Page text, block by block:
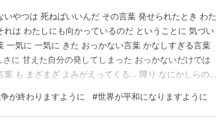
やつは 死ねばいいんだ その言葉 発せられたとき わた
れは わたしにも向かっているのだ ということに 気づい
一気に 一気に きた おっかない言葉 かなしすぎる言葉
に 甘えた自分の発してしまった おっかないだけでは
葉 も まざまざ よみがえってくる… 障り なにかしらの
などと言っては 何様 のようにして… いったい自分…
が終わりますように #世界が平和になりますように